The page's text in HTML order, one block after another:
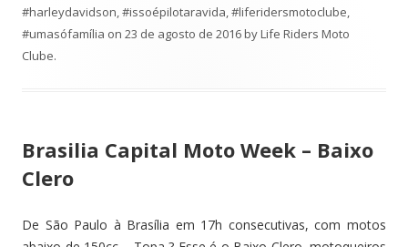
#harleydavidson,#issoépilotaravida,#liferidersmotoclube,
#umasófamília on 23 de agosto de 2016byLife Riders Moto
Clube.
Brasilia Capital Moto Week – Baixo
Clero
De São Paulo à Brasília em 17h consecutivas, com motos